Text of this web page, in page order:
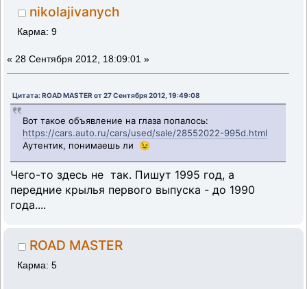
nikolajivanych
Карма: 9
« 28 Сентября 2012, 18:09:01 »
Цитата: ROAD MASTER от 27 Сентября 2012, 19:49:08
Вот такое объявление на глаза попалось:
https://cars.auto.ru/cars/used/sale/28552022-995d.html
Аутентик, понимаешь ли 😉
Чего-то здесь не так. Пишут 1995 год, а
передние крылья первого выпуска - до 1990
года....
ROAD MASTER
Карма: 5